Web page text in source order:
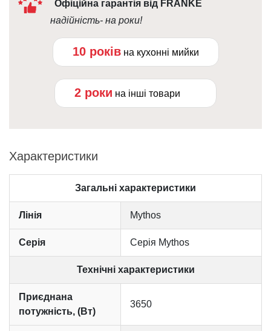
Офіційна гарантія від FRANKE
надійність- на роки!
10 років на кухонні мийки
2 роки на інші товари
Характеристики
Загальні характеристики
Лінія Mythos
Серія Серія Mythos
Технічні характеристики
Приєднана
потужність, (Вт)
3650